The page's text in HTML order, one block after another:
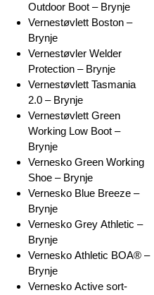
Outdoor Boot – Brynje
Vernestøvlett Boston –
Brynje
Vernestøvler Welder
Protection – Brynje
Vernestøvlett Tasmania
2.0 – Brynje
Vernestøvlett Green
Working Low Boot –
Brynje
Vernesko Green Working
Shoe – Brynje
Vernesko Blue Breeze –
Brynje
Vernesko Grey Athletic –
Brynje
Vernesko Athletic BOA® –
Brynje
Vernesko Active sort-